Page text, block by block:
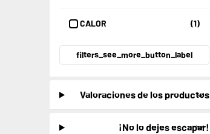
CALOR (1)
filters_see_more_button_label
Valoraciones de los productos
¡No lo dejes escapar!